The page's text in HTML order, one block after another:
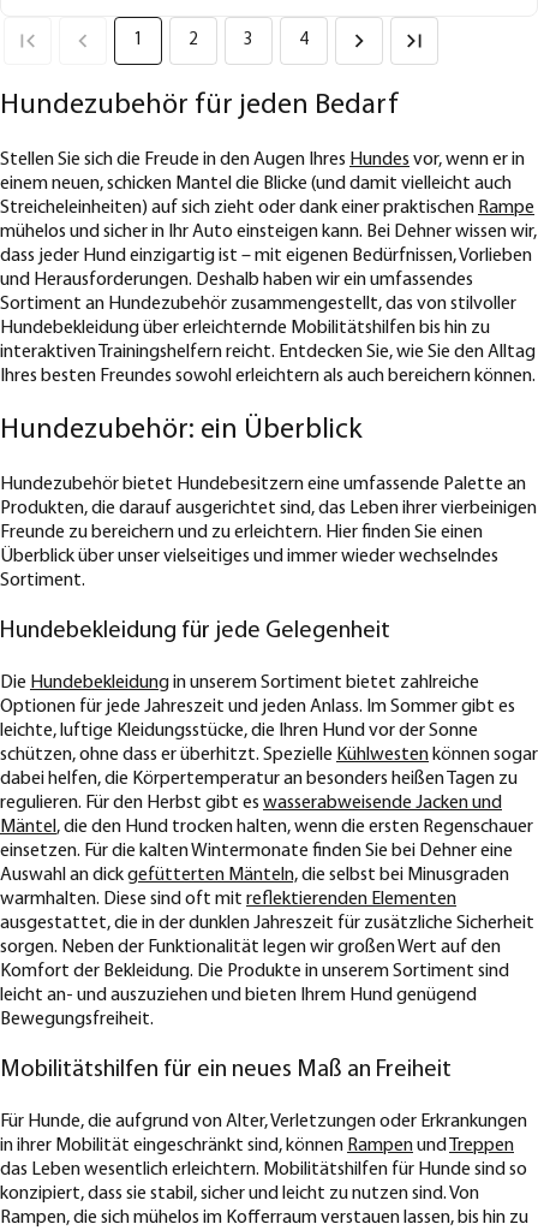
1 2 3 4
Hundezubehör für jeden Bedarf
Stellen Sie sich die Freude in den Augen Ihres Hundes vor, wenn er in
einem neuen, schicken Mantel die Blicke (und damit vielleicht auch
Streicheleinheiten) auf sich zieht oder dank einer praktischen Rampe
mühelos und sicher in Ihr Auto einsteigen kann. Bei Dehner wissen wir,
dass jeder Hund einzigartig ist – mit eigenen Bedürfnissen, Vorlieben
und Herausforderungen. Deshalb haben wir ein umfassendes
Sortiment an Hundezubehör zusammengestellt, das von stilvoller
Hundebekleidung über erleichternde Mobilitätshilfen bis hin zu
interaktiven Trainingshelfern reicht. Entdecken Sie, wie Sie den Alltag
Ihres besten Freundes sowohl erleichtern als auch bereichern können.
Hundezubehör: ein Überblick
Hundezubehör bietet Hundebesitzern eine umfassende Palette an
Produkten, die darauf ausgerichtet sind, das Leben ihrer vierbeinigen
Freunde zu bereichern und zu erleichtern. Hier finden Sie einen
Überblick über unser vielseitiges und immer wieder wechselndes
Sortiment.
Hundebekleidung für jede Gelegenheit
Die Hundebekleidungin unserem Sortiment bietet zahlreiche
Optionen für jede Jahreszeit und jeden Anlass. Im Sommer gibt es
leichte, luftige Kleidungsstücke, die Ihren Hund vor der Sonne
schützen, ohne dass er überhitzt. Spezielle Kühlwesten können sogar
dabei helfen, die Körpertemperatur an besonders heißen Tagen zu
regulieren. Für den Herbst gibt es wasserabweisende Jacken und
Mäntel , die den Hund trocken halten, wenn die ersten Regenschauer
einsetzen. Für die kalten Wintermonate finden Sie bei Dehner eine
Auswahl an dickgefütterten Mänteln,die selbst bei Minusgraden
warmhalten. Diese sind oft mit reflektierenden Elementen
ausgestattet, die in der dunklen Jahreszeit für zusätzliche Sicherheit
sorgen. Neben der Funktionalität legen wir großen Wert auf den
Komfort der Bekleidung. Die Produkte in unserem Sortiment sind
leicht an- und auszuziehen und bieten Ihrem Hund genügend
Bewegungsfreiheit.
Mobilitätshilfen für ein neues Maß an Freiheit
Für Hunde, die aufgrund von Alter, Verletzungen oder Erkrankungen
in ihrer Mobilität eingeschränkt sind, können Rampenund
Treppen
das Leben wesentlich erleichtern. Mobilitätshilfen für Hunde sind so
konzipiert, dass sie stabil, sicher und leicht zu nutzen sind. Von
Rampen, die sich mühelos im Kofferraum verstauen lassen, bis hin zu